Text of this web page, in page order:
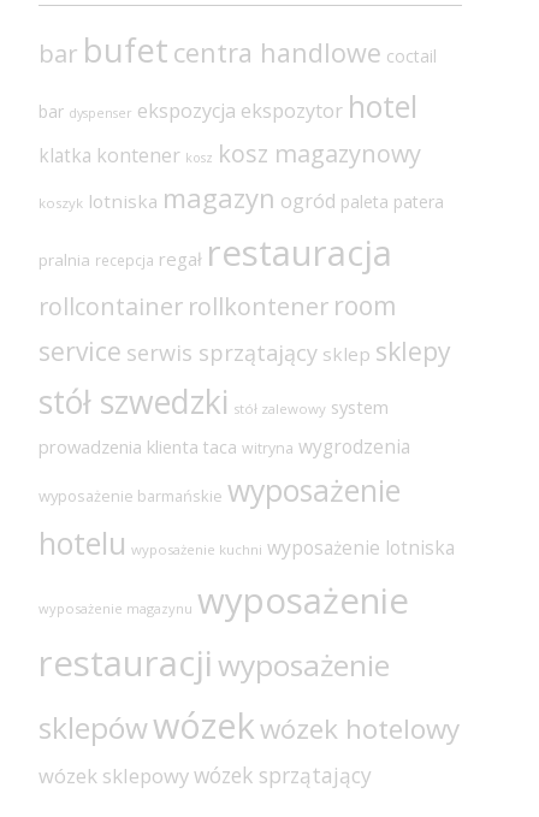
bar bufet centra handlowe coctail
bar dyspenser ekspozycja ekspozytor hotel
klatka kontener kosz kosz magazynowy
koszyk lotniska magazyn ogród paleta patera
pralnia recepcja regał restauracja
rollcontainer rollkontener room
service serwis sprzątający sklep sklepy
stół szwedzki stół zalewowy system
prowadzenia klienta taca witryna wygrodzenia
wyposażenie barmańskie wyposażenie
hotelu wyposażenie kuchni wyposażenie lotniska
wyposażenie magazynu wyposażenie
restauracjiwyposażenie
sklepówwózekwózek hotelowy
wózek sklepowywózek sprzątający